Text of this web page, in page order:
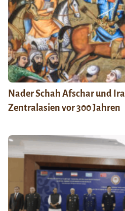
Nader Schah Afschar und
Zentralasien vor 300 Jahren